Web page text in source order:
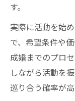
す。
実際に活動を始
で、希望条件や
成婚までのプロ
しながら活動を
巡り合う確率が高